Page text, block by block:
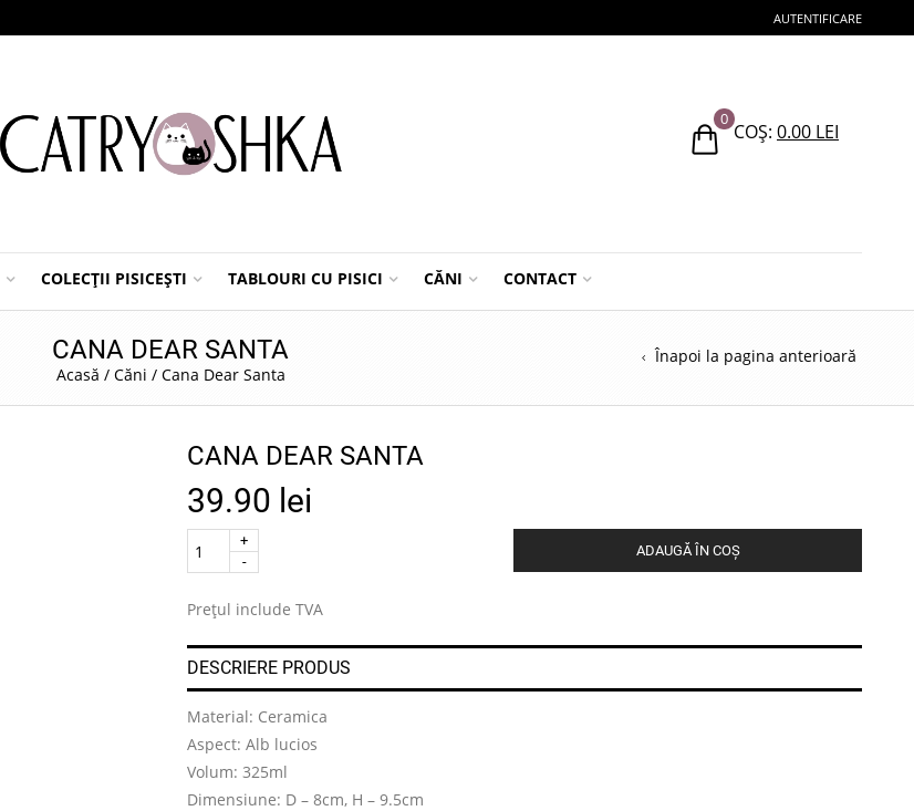
AUTENTIFICARE
0
COȘ: 0.00 LEI
COLECȚII PISICEȘTI TABLOURI CU PISICI CĂNI CONTACT
CANA DEAR SANTA
Acasă / Căni / Cana Dear Santa
Înapoi la pagina anterioară
CANA DEAR SANTA
39.90 lei
Quantity
ADAUGĂ ÎN COȘ
Prețul include TVA
DESCRIERE PRODUS
Material: Ceramica
Aspect: Alb lucios
Volum: 325ml
Dimensiune: D – 8cm, H – 9.5cm